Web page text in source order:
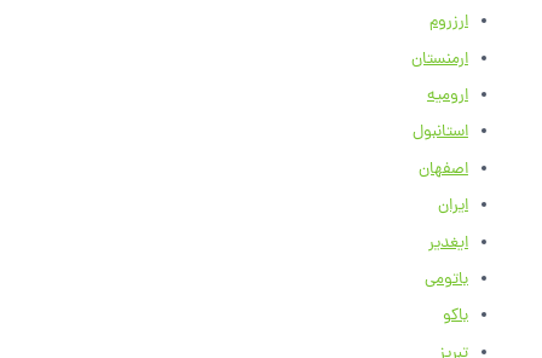
ارزروم
ارمنستان
ارومیه
استانبول
اصفهان
ایران
ایغدیر
باتومی
باکو